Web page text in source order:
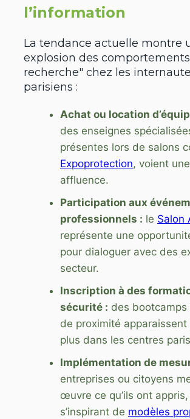
l’information
La tendance actuelle montre
explosion des
recherche" chez les
parisiens :
Achat ou location
des enseignes
présentes lors de salons
Expoprotection, voient
affluence.
Participation aux
professionnels : le Salon
représente une
pour dialoguer avec des
secteur.
Inscription à des
sécurité : des bootcamps
de proximité apparaissent
plus dans les centres
Implémentation de
entreprises ou citoyens
œuvre ce qu’ils ont
s’inspirant de modèles